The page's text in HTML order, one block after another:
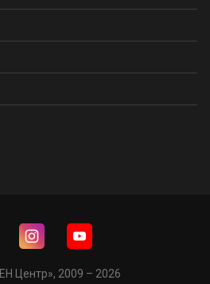
Центр», 2009 – 2026